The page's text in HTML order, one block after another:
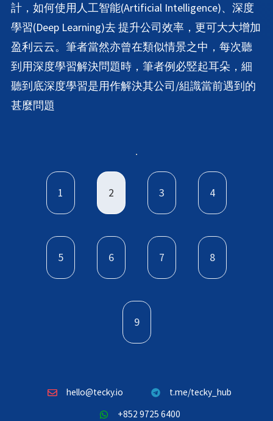
計，如何使用人工智能(Artificial Intelligence)、深度
學習(Deep Learning)去 提升公司效率，更可大大增加
盈利云云。筆者當然亦曾在類似情景之中，每次聽
到用深度學習解決問題時，筆者例必竪起耳朵，細
聽到底深度學習是用作解決其公司/組識當前遇到的
甚麼問題
1 2 3 4
5 6 7 8
9
hello@tecky.io
t.me/tecky_hub
+852 9725 6400